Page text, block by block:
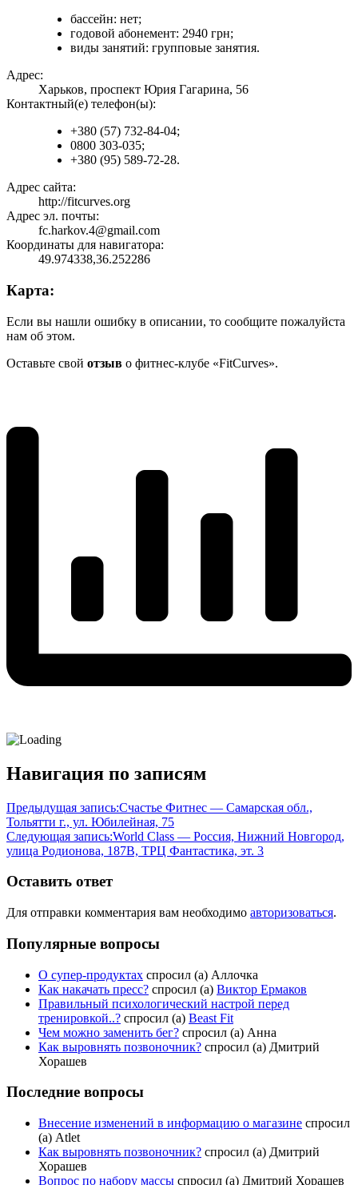
бассейн: нет;
годовой абонемент: 2940 грн;
виды занятий: групповые занятия.
Адрес:
Харьков, проспект Юрия Гагарина, 56
Контактный(е) телефон(ы):
+380 (57) 732-84-04;
0800 303-035;
+380 (95) 589-72-28.
Адрес сайта:
http://fitcurves.org
Адрес эл. почты:
fc.harkov.4@gmail.com
Координаты для навигатора:
49.974338,36.252286
Карта:
Если вы нашли ошибку в описании, то сообщите пожалуйста
нам об этом.
Оставьте свой отзыв о фитнес-клубе «FitCurves».
Навигация по записям
Предыдущая запись:Счастье Фитнес — Самарская обл.,
Тольятти г., ул. Юбилейная, 75
Следующая запись:World Class — Россия, Нижний Новгород,
улица Родионова, 187В, ТРЦ Фантастика, эт. 3
Оставить ответ
Для отправки комментария вам необходимо авторизоваться.
Популярные вопросы
О супер-продуктах спросил (а) Аллочка
Как накачать пресс? спросил (а) Виктор Ермаков
Правильный психологический настрой перед
тренировкой..? спросил (а) Beast Fit
Чем можно заменить бег? спросил (а) Анна
Как выровнять позвоночник? спросил (а) Дмитрий
Хорашев
Последние вопросы
Внесение изменений в информацию о магазине спросил
(а) Atlet
Как выровнять позвоночник? спросил (а) Дмитрий
Хорашев
Вопрос по набору массы спросил (а) Дмитрий Хорашев